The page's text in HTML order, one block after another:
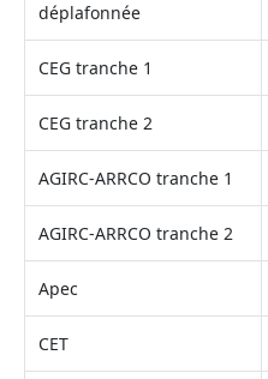
déplafonnée
CEG tranche 1
CEG tranche 2
AGIRC-ARRCO tranche 1
AGIRC-ARRCO tranche 2
Apec
CET